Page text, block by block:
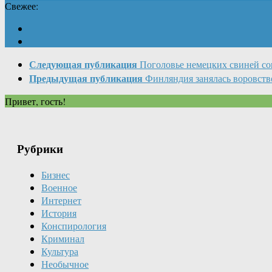
Свежее:
Следующая публикация Поголовье немецких свиней
Предыдущая публикация Финляндия занялась
Привет, гость!
Рубрики
Бизнес
Военное
Интернет
История
Конспирология
Криминал
Культура
Необычное